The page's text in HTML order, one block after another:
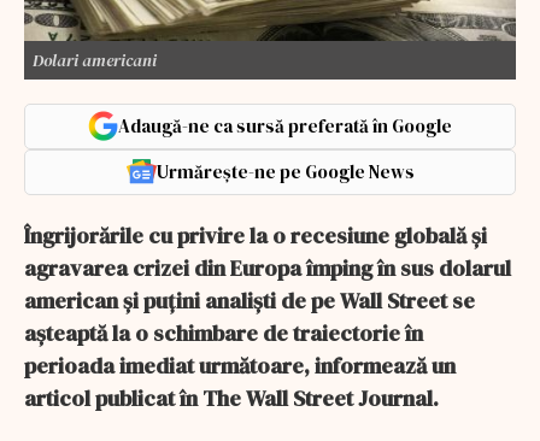
Dolari americani
Adaugă-ne ca sursă preferată în Google
Urmărește-ne pe Google News
Îngrijorările cu privire la o recesiune globală şi
agravarea crizei din Europa împing în sus dolarul
american şi puţini analişti de pe Wall Street se
aşteaptă la o schimbare de traiectorie în
perioada imediat următoare, informează un
articol publicat în The Wall Street Journal.